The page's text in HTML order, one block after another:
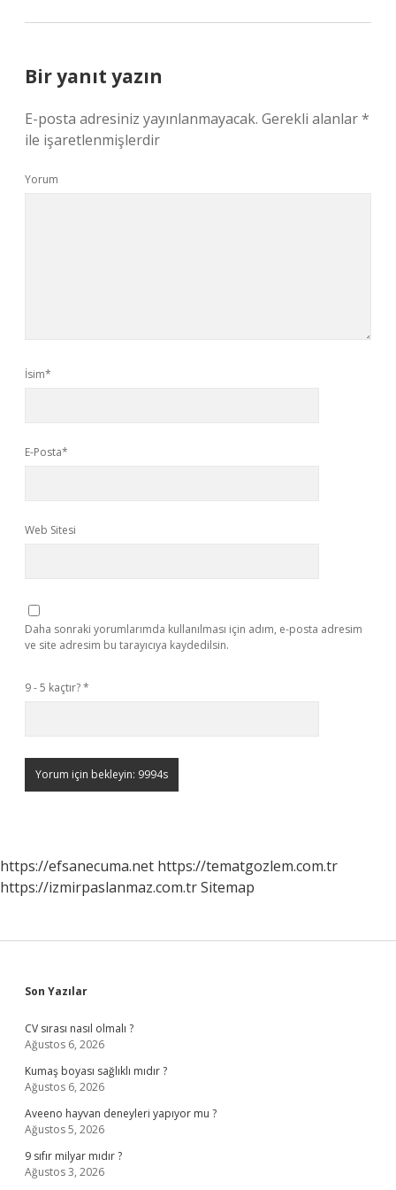
Bir yanıt yazın
E-posta adresiniz yayınlanmayacak. Gerekli alanlar*
ile işaretlenmişlerdir
Yorum
İsim*
E-Posta*
Web Sitesi
Daha sonraki yorumlarımda kullanılması için adım, e-posta adresim
ve site adresim bu tarayıcıya kaydedilsin.
9 - 5 kaçtır?*
https://efsanecuma.net https://tematgozlem.com.tr
https://izmirpaslanmaz.com.trSitemap
Sidebar
Son Yazılar
CV sırası nasıl olmalı ?
Ağustos 6, 2026
Kumaş boyası sağlıklı mıdır ?
Ağustos 6, 2026
Aveeno hayvan deneyleri yapıyor mu ?
Ağustos 5, 2026
9 sıfır milyar mıdır ?
Ağustos 3, 2026